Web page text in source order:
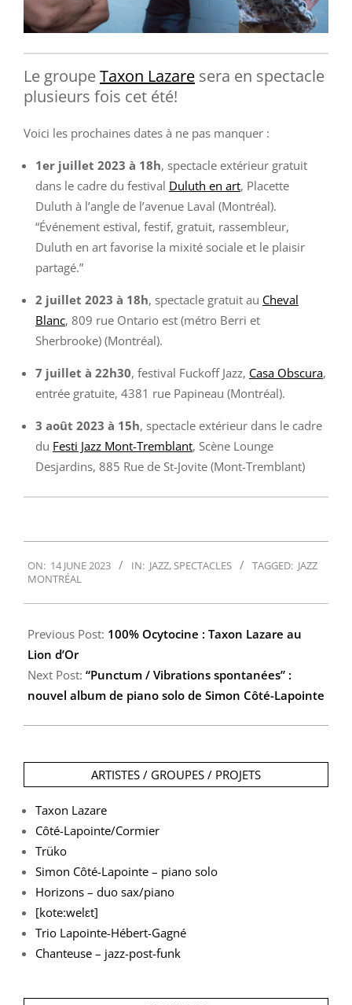
Le groupeTaxon Lazare sera en spectacle
plusieurs fois cet été!
Voici les prochaines dates à ne pas manquer :
1er juillet 2023 à 18h, spectacle extérieur gratuit
dans le cadre du festival Duluth en art, Placette
Duluth à l’angle de l’avenue Laval (Montréal).
“Événement estival, festif, gratuit, rassembleur,
Duluth en art favorise la mixité sociale et le plaisir
partagé.”
2 juillet 2023 à 18h, spectacle gratuit au Cheval
Blanc, 809 rue Ontario est (métro Berri et
Sherbrooke) (Montréal).
7 juillet à 22h30, festival Fuckoff Jazz, Casa Obscura,
entrée gratuite, 4381 rue Papineau (Montréal).
3 août 2023 à 15h, spectacle extérieur dans le cadre
du Festi Jazz Mont-Tremblant, Scène Lounge
Desjardins, 885 Rue de St-Jovite (Mont-Tremblant)
06-
ON: 14 JUNE 2023 IN: JAZZ,SPECTACLES TAGGED: JAZZ
MONTRÉAL
Previous Post: 100% Ocytocine : Taxon Lazare au
Lion d’Or
Next Post: “Punctum / Vibrations spontanées” :
nouvel album de piano solo de Simon Côté-Lapointe
ARTISTES / GROUPES / PROJETS
Taxon Lazare
Côté-Lapointe/Cormier
Trüko
Simon Côté-Lapointe – piano solo
Horizons – duo sax/piano
[kote:welɛt]
Trio Lapointe-Hébert-Gagné
Chanteuse – jazz-post-funk